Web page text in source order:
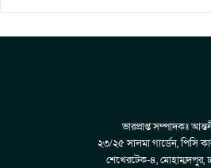
ভারপ্রাপ্ত সম্পাদকঃ
২৩/২৫ সালমা গার্ডেন, পিসি
শেখেরটেক-৪, মোহাম্মদপুর,